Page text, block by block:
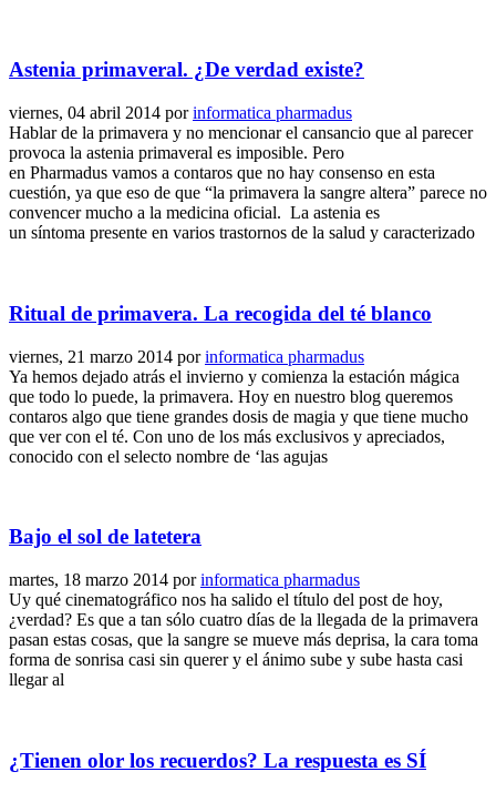
Astenia primaveral. ¿De verdad existe?
viernes, 04 abril 2014 porinformatica pharmadus
Hablar de la primavera y no mencionar el cansancio que al parecer
provoca la astenia primaveral es imposible. Pero
en Pharmadus vamos a contaros que no hay consenso en esta
cuestión, ya que eso de que “la primavera la sangre altera” parece no
convencer mucho a la medicina oficial. La astenia es
un síntoma presente en varios trastornos de la salud y caracterizado
Ritual de primavera. La recogida del té blanco
viernes, 21 marzo 2014 porinformatica pharmadus
Ya hemos dejado atrás el invierno y comienza la estación mágica
que todo lo puede, la primavera. Hoy en nuestro blog queremos
contaros algo que tiene grandes dosis de magia y que tiene mucho
que ver con el té. Con uno de los más exclusivos y apreciados,
conocido con el selecto nombre de ‘las agujas
Bajo el sol de latetera
martes, 18 marzo 2014 porinformatica pharmadus
Uy qué cinematográfico nos ha salido el título del post de hoy,
¿verdad? Es que a tan sólo cuatro días de la llegada de la primavera
pasan estas cosas, que la sangre se mueve más deprisa, la cara toma
forma de sonrisa casi sin querer y el ánimo sube y sube hasta casi
llegar al
¿Tienen olor los recuerdos? La respuesta es SÍ